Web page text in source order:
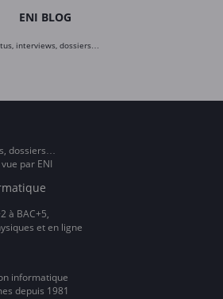
ENI BLOG
interviews, dossiers…
dossiers…
par ENI
à BAC+5,
et en ligne
informatique
depuis 1981